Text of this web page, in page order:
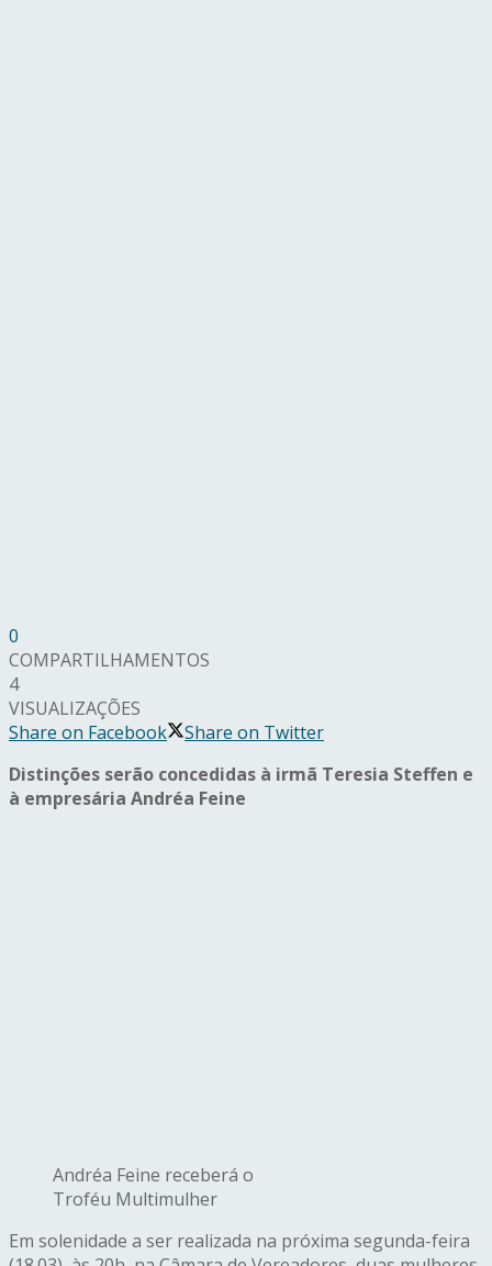
0
COMPARTILHAMENTOS
4
VISUALIZAÇÕES
Share on Facebook
Share on Twitter
Distinções serão concedidas à irmã Teresia Steffen e
à empresária Andréa Feine
Andréa Feine receberá o
Troféu Multimulher
Em solenidade a ser realizada na próxima segunda-feira